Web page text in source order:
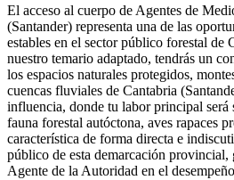
El acceso al cuerpo de Agentes de
(Santander) representa una de las
estables en el sector público forestal de
nuestro temario adaptado, tendrás un
los espacios naturales protegidos,
cuencas fluviales de Cantabria
influencia, donde tu labor principal será
fauna forestal autóctona, aves rapaces
característica de forma directa e
público de esta demarcación provincial,
Agente de la Autoridad en el